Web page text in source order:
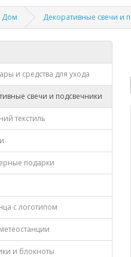
Дом Декоративные свечи и
и средства для ухода
свечи и подсвечники
текстиль
подарки
с логотипом
и блокноты